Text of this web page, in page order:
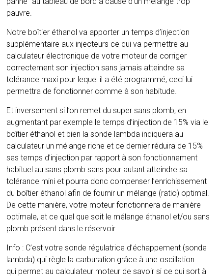
pauvre.
Notre boîtier éthanol va apporter un temps d’injection
supplémentaire aux injecteurs ce qui va permettre au
calculateur électronique de votre moteur de corriger
correctement son injection sans jamais atteindre sa
tolérance maxi pour lequel il a été programmé, ceci lui
permettra de fonctionner comme à son habitude.
Et inversement si l’on remet du super sans plomb, en
augmentant par exemple le temps d’injection de 15% via le
boîtier éthanol et bien la sonde lambda indiquera au
calculateur un mélange riche et ce dernier réduira de 15%
ses temps d’injection par rapport à son fonctionnement
habituel au sans plomb sans pour autant atteindre sa
tolérance mini et pourra donc compenser l’enrichissement
du boîtier éthanol afin de fournir un mélange (ratio) optimal.
De cette manière, votre moteur fonctionnera de manière
optimale, et ce quel que soit le mélange éthanol et/ou sans
plomb présent dans le réservoir.
Info : C’est votre sonde régulatrice d’échappement (sonde
lambda) qui règle la carburation grâce à une oscillation
qui permet au calculateur moteur de savoir si ce qui sort à